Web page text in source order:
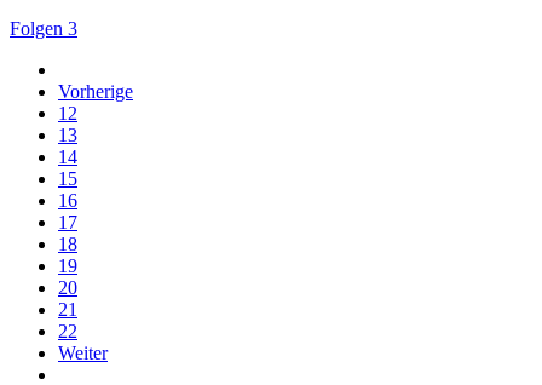
Folgen 3
Vorherige
12
13
14
15
16
17
18
19
20
21
22
Weiter